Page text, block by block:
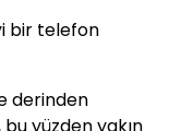
bir telefon
derinden